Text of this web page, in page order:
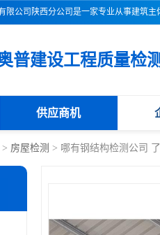
供应商机
> 房屋检测 > 哪有钢结构检测公司